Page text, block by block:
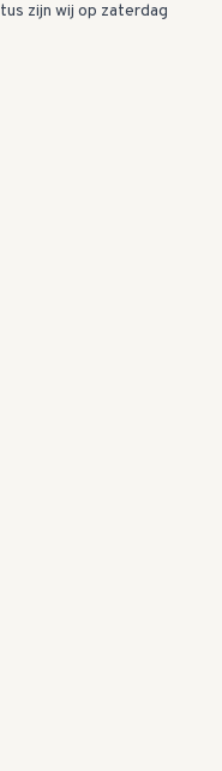
zijn wij op zaterdag